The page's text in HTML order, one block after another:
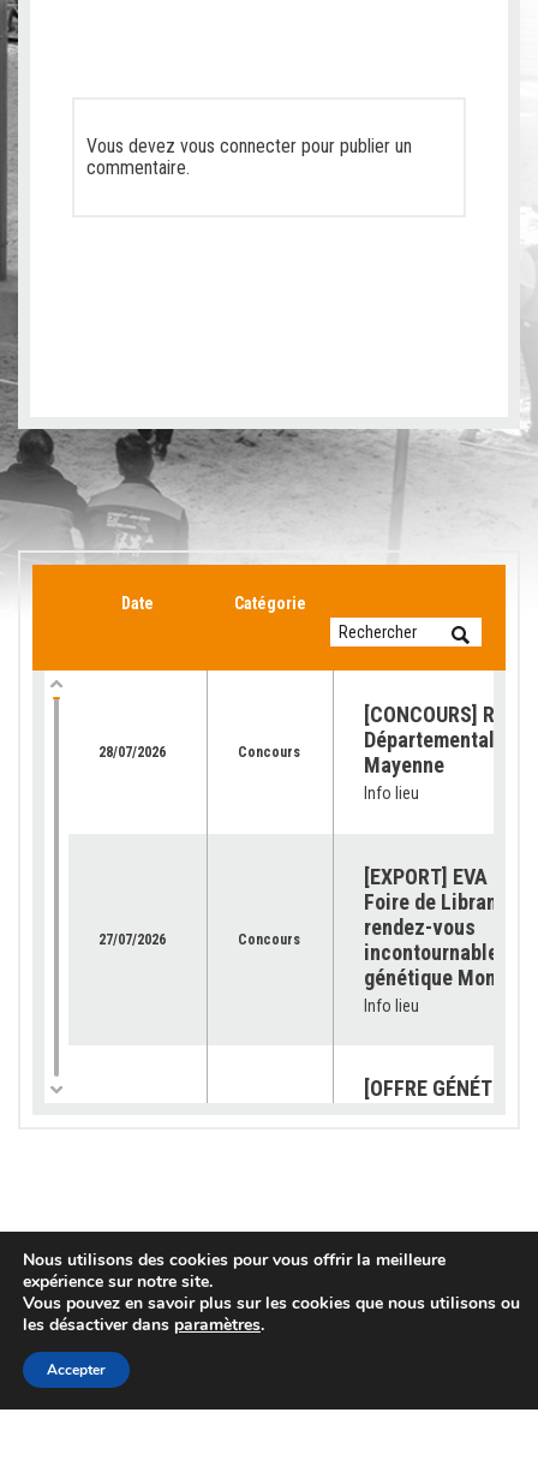
Vous devez vous connecter pour publier un
commentaire.
Date Catégorie
28/07/2026 Concours
[CONCOURS]
Départemental de
Mayenne
Info lieu
27/07/2026 Concours
[EXPORT] EVA
Foire de Libramont
rendez-vous
incontournable
génétique
Info lieu
[OFFRE
03/07/2026 Services
[SUBVENTION] Les
demandes sont
pour les « petits
Nous utilisons des cookies pour vous offrir la meilleure
expérience sur notre site.
Vous pouvez en savoir plus sur les cookies que nous utilisons ou
les désactiver dans paramètres.
Accepter